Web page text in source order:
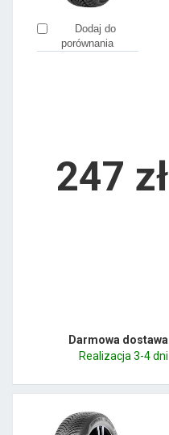
Dodaj do
porównania
247 zł
Darmowa dostawa
Realizacja 3-4 dni